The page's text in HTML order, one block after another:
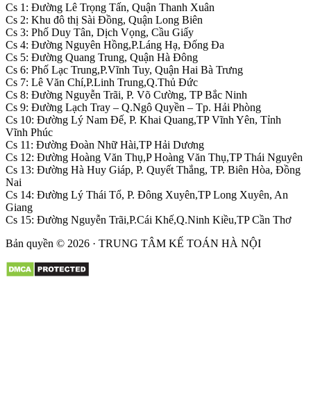
Cs 1: Đường Lê Trọng Tấn, Quận Thanh Xuân
Cs 2: Khu đô thị Sài Đồng, Quận Long Biên
Cs 3: Phố Duy Tân, Dịch Vọng, Cầu Giấy
Cs 4: Đường Nguyên Hồng,P.Láng Hạ, Đống Đa
Cs 5: Đường Quang Trung, Quận Hà Đông
Cs 6: Phố Lạc Trung,P.Vĩnh Tuy, Quận Hai Bà Trưng
Cs 7: Lê Văn Chí,P.Linh Trung,Q.Thủ Đức
Cs 8: Đường Nguyễn Trãi, P. Võ Cường, TP Bắc Ninh
Cs 9: Đường Lạch Tray – Q.Ngô Quyền – Tp. Hải Phòng
Cs 10: Đường Lý Nam Đế, P. Khai Quang,TP Vĩnh Yên, Tỉnh
Vĩnh Phúc
Cs 11: Đường Đoàn Nhữ Hài,TP Hải Dương
Cs 12: Đường Hoàng Văn Thụ,P Hoàng Văn Thụ,TP Thái Nguyên
Cs 13: Đường Hà Huy Giáp, P. Quyết Thắng, TP. Biên Hòa, Đồng
Nai
Cs 14: Đường Lý Thái Tổ, P. Đông Xuyên,TP Long Xuyên, An
Giang
Cs 15: Đường Nguyễn Trãi,P.Cái Khế,Q.Ninh Kiều,TP Cần Thơ
Bản quyền © 2026 · TRUNG TÂM KẾ TOÁN HÀ NỘI